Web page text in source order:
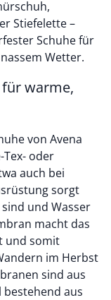
Stiefelette –
Schuhe für
Wetter.
warme,
von Avena
oder
auch bei
sorgt
und Wasser
macht das
und somit
im Herbst
sind aus
bestehend aus